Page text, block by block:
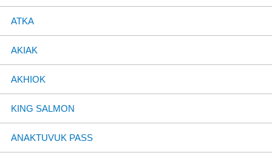
ATKA
AKIAK
AKHIOK
KING SALMON
ANAKTUVUK PASS